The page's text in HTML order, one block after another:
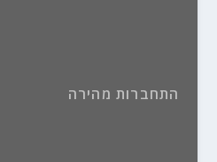
התחברות מהירה